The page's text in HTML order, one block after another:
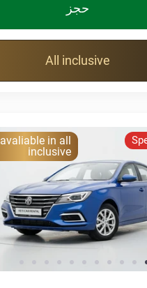
حجز
All inclusive
avaliable in all
inclusive